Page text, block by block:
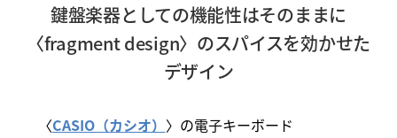
鍵盤楽器としての機能性はそのままに
〈fragment design〉のスパイスを効かせた
デザイン
〈CASIO（カシオ） 〉の電子キーボード